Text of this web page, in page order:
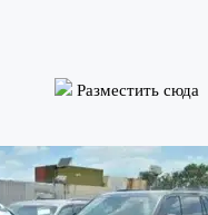
Разместить сюда